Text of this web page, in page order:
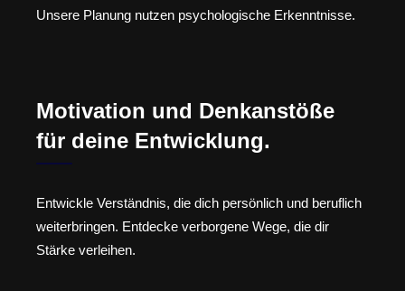
Unsere Planung nutzen psychologische Erkenntnisse.
Motivation und Denkanstöße
für deine Entwicklung.
Entwickle Verständnis, die dich persönlich und beruflich
weiterbringen. Entdecke verborgene Wege, die dir
Stärke verleihen.